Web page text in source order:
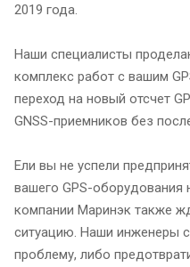
2019 года.
Наши специалисты
комплекс работ с вашим
переход на новый отсчет
GNSS-приемников без
Ели вы не успели
вашего GPS-оборудования
компании Маринэк также
ситуацию. Наши инженеры
проблему, либо